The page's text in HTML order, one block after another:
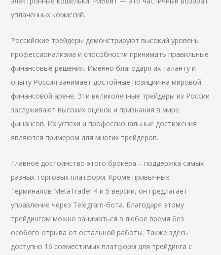
уплаченных комиссий.
Российские трейдеры демонстрируют высокий уровень
профессионализма и способности принимать правильные
финансовые решения. Именно благодаря их таланту и
опыту Россия занимает достойные позиции на мировой
финансовой арене. Эти великолепные трейдеры из России
заслуживают высоких оценок и признания в мире
финансов. Их успехи и профессиональные достижения
являются примером для многих трейдеров.
Главное достоинство этого брокера – поддержка самых
разных торговых платформ. Кроме привычных
терминалов MetaTrader 4 и 5 версии, он предлагает
управление через Telegram-бота. Благодаря этому
трейдингом можно заниматься в любое время без
особого отрыва от остальной работы. Также здесь
доступно 16 совместимых платформ для трейдинга с